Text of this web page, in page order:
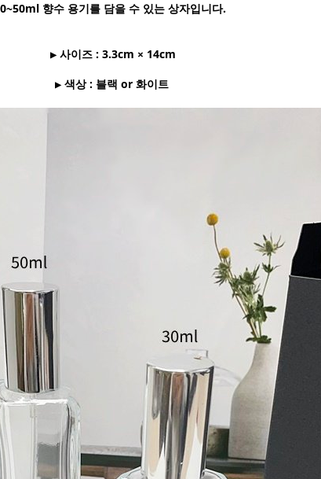
향수 용기를 담을 수 있는 상자입니다.
▶ 사이즈 : 3.3cm × 14cm
▶ 색상 : 블랙 or 화이트